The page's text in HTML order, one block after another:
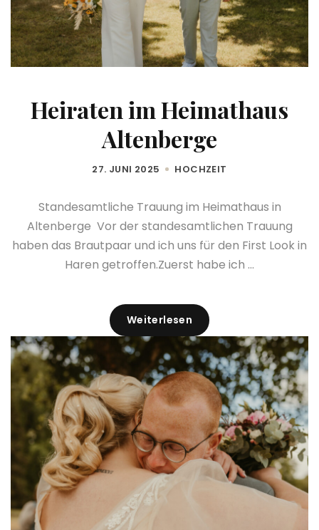
Heiraten im Heimathaus
Altenberge
27. JUNI 2025 HOCHZEIT
Standesamtliche Trauung im Heimathaus in
Altenberge Vor der standesamtlichen Trauung
haben das Brautpaar und ich uns für den First Look in
Haren getroffen.Zuerst habe ich ...
Weiterlesen